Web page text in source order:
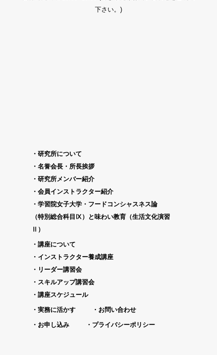
下さい。)
研究所について
名誉会長・所長挨拶
研究所メンバー紹介
会員インストラクター紹介
学習院女子大学・フードコンシャスネス論
（特別総合科目Ⅸ）と味わい教育（生活文化演習
Ⅱ）
講座について
インストラクター養成講座
リーダー講習会
スキルアップ講習会
講座スケジュール
実務に活かす お問い合わせ
お申し込み プライバシーポリシー